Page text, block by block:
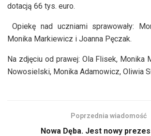
dotacją 66 tys. euro.
Opiekę nad uczniami sprawowały:
Monika Markiewicz i Joanna Pęczak.
Na zdjęciu od prawej: Ola Flisek, Monika
Nowosielski, Monika Adamowicz, Oliwia
Poprzednia wiadomość
Nowa Dęba. Jest nowy prezes